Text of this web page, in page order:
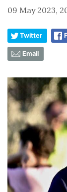
09 May 2023,
Twitter
Email